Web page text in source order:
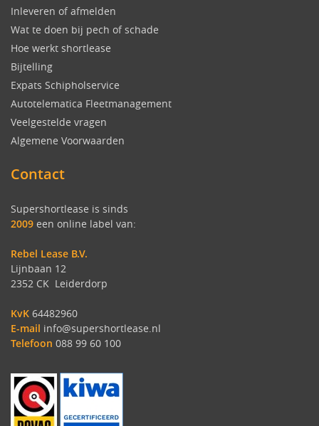
Inleveren of afmelden
Wat te doen bij pech of schade
Hoe werkt shortlease
Bijtelling
Expats Schipholservice
Autotelematica Fleetmanagement
Veelgestelde vragen
Algemene Voorwaarden
Contact
Supershortlease is sinds
2009 een online label van:
Rebel Lease B.V.
Lijnbaan 12
2352 CK Leiderdorp
KvK 64482960
E-mail info@supershortlease.nl
Telefoon 088 99 60 100